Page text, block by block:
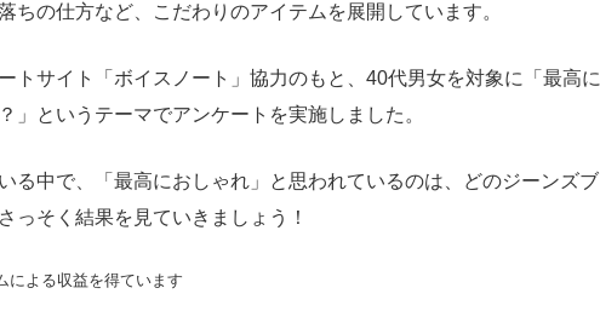
ちの仕方など、こだわりのアイテムを展開しています。
トサイト「ボイスノート」協力のもと、40代男女を対象に「最高に
」というテーマでアンケートを実施しました。
る中で、「最高におしゃれ」と思われているのは、どのジーンズブ
そく結果を見ていきましょう！
による収益を得ています